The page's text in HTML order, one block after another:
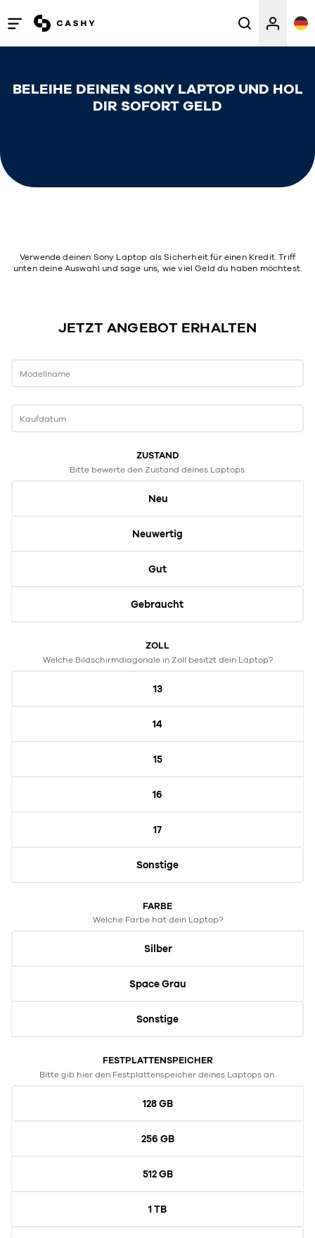
Menü
öffnen
schließen
BELEIHE DEINEN SONY LAPTOP UND HOL
DIR SOFORT GELD
Verwende deinen Sony Laptop als Sicherheit für einen Kredit. Triff
unten deine Auswahl und sage uns, wie viel Geld du haben möchtest.
JETZT ANGEBOT ERHALTEN
Modellname
Kaufdatum
ZUSTAND
Bitte bewerte den Zustand deines Laptops.
Neu
Neuwertig
Gut
Gebraucht
ZOLL
Welche Bildschirmdiagonale in Zoll besitzt dein Laptop?
13
14
15
16
17
Sonstige
FARBE
Welche Farbe hat dein Laptop?
Silber
Space Grau
Sonstige
FESTPLATTENSPEICHER
Bitte gib hier den Festplattenspeicher deines Laptops an.
128 GB
256 GB
512 GB
1 TB